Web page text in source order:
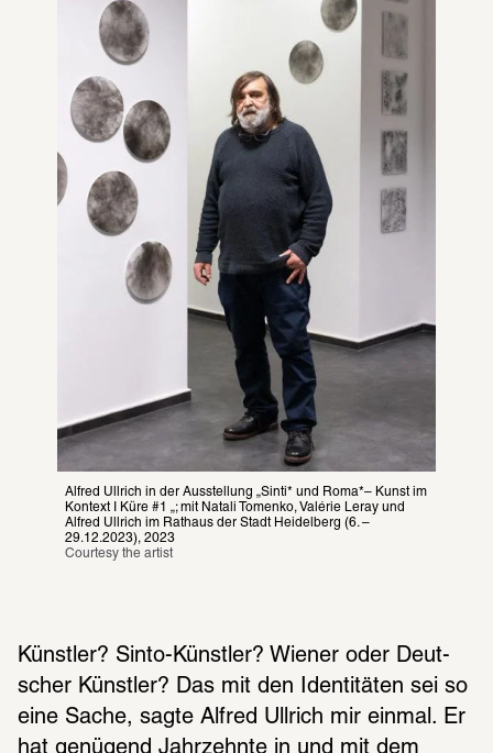
Alfred Ullrich in der Ausstellung „Sinti* und Roma*– Kunst im
Kontext I Küre #1 „; mit Natali Tomenko, Valérie Leray und
Alfred Ullrich im Rathaus der Stadt Heidelberg (6. –
29.12.2023), 2023
Courtesy the artist
Künst­ler? Sinto-Künst­ler? Wiener oder Deut­
scher Künst­ler? Das mit den Iden­ti­tä­ten sei so
eine Sache, sagte Alfred Ullrich mir einmal. Er
hat genü­gend Jahr­zehnte in und mit dem